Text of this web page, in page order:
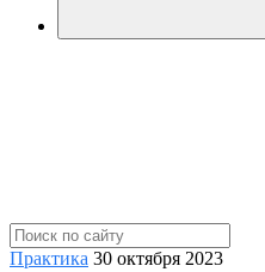
Практика 30 октября 2023